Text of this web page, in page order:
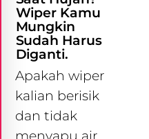
Wiper Kamu
Mungkin
Sudah Harus
Diganti.
Apakah wiper
kalian berisik
dan tidak
menyapu air